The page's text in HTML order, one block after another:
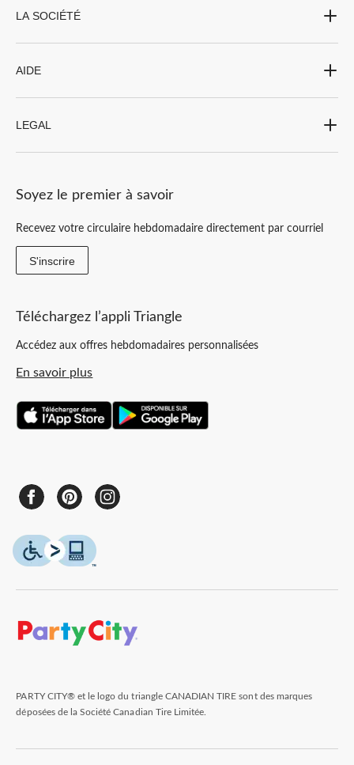
LA SOCIÉTÉ
AIDE
LEGAL
Soyez le premier à savoir
Recevez votre circulaire hebdomadaire directement par courriel
S'inscrire
Téléchargez l’appli Triangle
Accédez aux offres hebdomadaires personnalisées
En savoir plus
PARTY CITY® et le logo du triangle CANADIAN TIRE sont des marques
déposées de la Société Canadian Tire Limitée.